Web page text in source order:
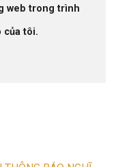
web trong trình
của tôi.